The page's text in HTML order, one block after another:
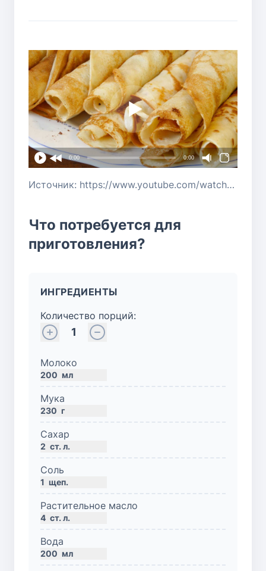
0:00 0:00
Источник: https://www.youtube.com/watch?v=LY3xYcscIeI
Что потребуется для
приготовления?
ИНГРЕДИЕНТЫ
Количество порций:
1
Молоко
200 мл
Мука
230 г
Сахар
2 ст. л.
Соль
1 щеп.
Растительное масло
4 ст. л.
Вода
200 мл